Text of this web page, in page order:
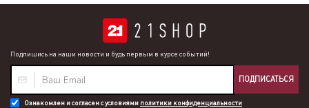
Подпишись на наши новости и будь первым в курсе событий!
ПОДПИСАТЬСЯ
Ознакомлен и согласен с условиями политики конфиденциальности